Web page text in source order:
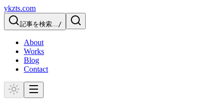
ykzts.com
記事を検索.../
About
Works
Blog
Contact